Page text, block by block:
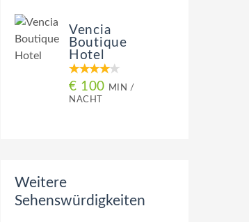
Vencia
Boutique
Hotel
€ 100 MIN /
NACHT
Weitere
Sehenswürdigkeiten